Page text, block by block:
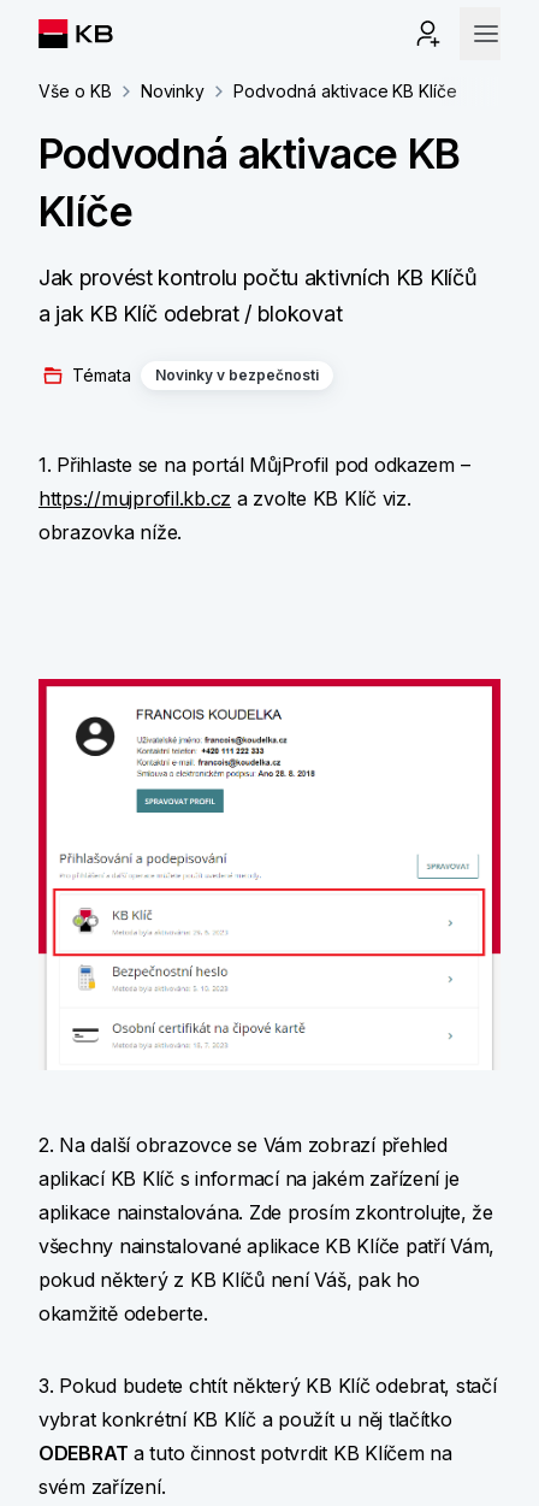
Vše o KB Novinky Podvodná aktivace KB Klíče
Podvodná aktivace KB
Klíče
Jak provést kontrolu počtu aktivních KB Klíčů
a jak KB Klíč odebrat / blokovat
Témata Novinky v bezpečnosti
1. Přihlaste se na portál MůjProfil pod odkazem –
https://mujprofil.kb.cz a zvolte KB Klíč viz.
obrazovka níže.
2. Na další obrazovce se Vám zobrazí přehled
aplikací KB Klíč s informací na jakém zařízení je
aplikace nainstalována. Zde prosím zkontrolujte, že
všechny nainstalované aplikace KB Klíče patří Vám,
pokud některý z KB Klíčů není Váš, pak ho
okamžitě odeberte.
3. Pokud budete chtít některý KB Klíč odebrat, stačí
vybrat konkrétní KB Klíč a použít u něj tlačítko
ODEBRAT a tuto činnost potvrdit KB Klíčem na
svém zařízení.